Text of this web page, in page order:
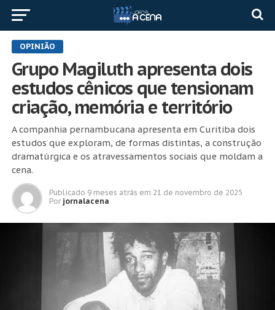
OPINIÃO
Grupo Magiluth apresenta dois
estudos cênicos que tensionam
criação, memória e território
A companhia pernambucana apresenta em Curitiba dois
estudos que exploram, de formas distintas, a construção
dramatúrgica e os atravessamentos sociais que moldam a
cena.
Publicado 9 meses atrás em 21 de novembro de 2025
Por jornalacena